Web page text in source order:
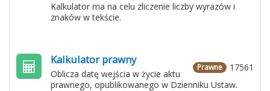
Kalkulator ma na celu zliczenie liczby wyrazów i
znaków w tekście.
17561
Prawne
Kalkulator prawny
Oblicza datę wejścia w życie aktu
prawnego, opublikowanego w Dzienniku Ustaw.